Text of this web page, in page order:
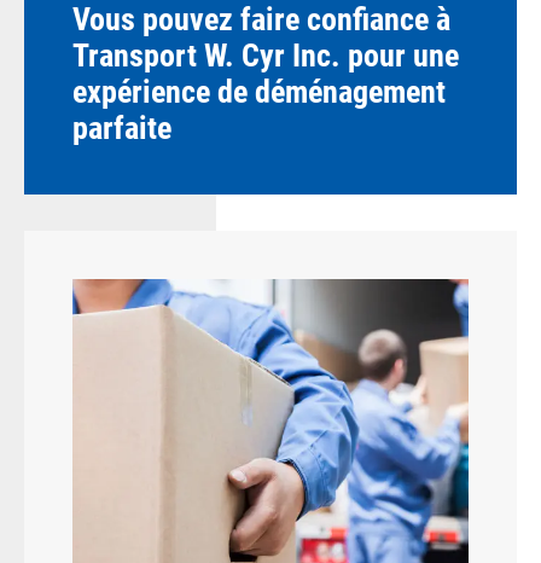
Vous pouvez faire confiance à
Transport W. Cyr Inc. pour une
expérience de déménagement
parfaite